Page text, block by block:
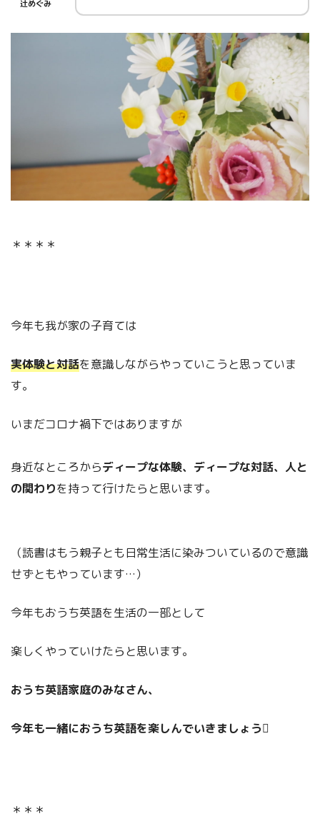
辻めぐみ
＊＊＊＊
今年も我が家の子育ては
実体験と対話を意識しながらやっていこうと思っていま
す。
いまだコロナ禍下ではありますが
身近なところからディープな体験、ディープな対話、人と
の関わりを持って行けたらと思います。
（読書はもう親子とも日常生活に染みついているので意識
せずともやっています…）
今年もおうち英語を生活の一部として
楽しくやっていけたらと思います。
おうち英語家庭のみなさん、
今年も一緒におうち英語を楽しんでいきましょう
＊＊＊